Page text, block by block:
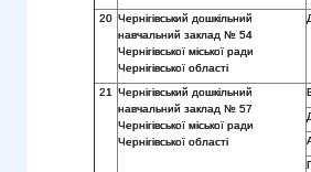
20 Чернігівський дошкільний
навчальний заклад № 54
Чернігівської міської ради
Чернігівської області
21
Чернігівський дошкільний
навчальний заклад № 57
Чернігівської міської ради
Чернігівської області